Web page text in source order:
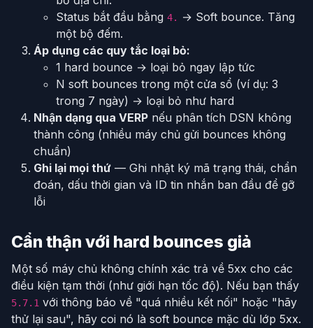
Status bắt đầu bằng 4.
→ Soft bounce. Tăng
một bộ đếm.
Áp dụng các quy tắc loại bỏ:
1 hard bounce → loại bỏ ngay lập tức
N soft bounces trong một cửa sổ (ví dụ: 3
trong 7 ngày) → loại bỏ như hard
Nhận dạng qua VERP nếu phân tích DSN không
thành công (nhiều máy chủ gửi bounces không
chuẩn)
Ghi lại mọi thứ — Ghi nhật ký mã trạng thái, chẩn
đoán, dấu thời gian và ID tin nhắn ban đầu để gỡ
lỗi
Cẩn thận với hard bounces giả
Một số máy chủ không chính xác trả về 5xx cho các
điều kiện tạm thời (như giới hạn tốc độ). Nếu bạn thấy
5.7.1 với thông báo về "quá nhiều kết nối" hoặc "hãy
thử lại sau", hãy coi nó là soft bounce mặc dù lớp 5xx.